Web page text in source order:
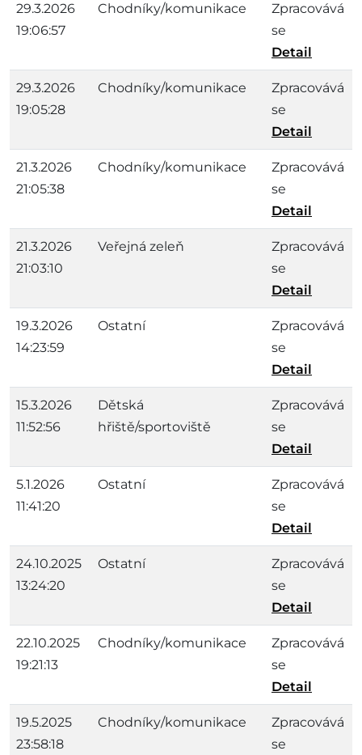
29.3.2026
19:06:57
Chodníky/komunikace
Zpracovává
se
Detail
29.3.2026
19:05:28
Chodníky/komunikace
Zpracovává
se
Detail
21.3.2026
21:05:38
Chodníky/komunikace
Zpracovává
se
Detail
21.3.2026
21:03:10
Veřejná zeleň
Zpracovává
se
Detail
19.3.2026
14:23:59
Ostatní
Zpracovává
se
Detail
15.3.2026
11:52:56
Dětská
hřiště/sportoviště
Zpracovává
se
Detail
5.1.2026
11:41:20
Ostatní
Zpracovává
se
Detail
24.10.2025
13:24:20
Ostatní
Zpracovává
se
Detail
22.10.2025
19:21:13
Chodníky/komunikace
Zpracovává
se
Detail
19.5.2025
23:58:18
Chodníky/komunikace
Zpracovává
se